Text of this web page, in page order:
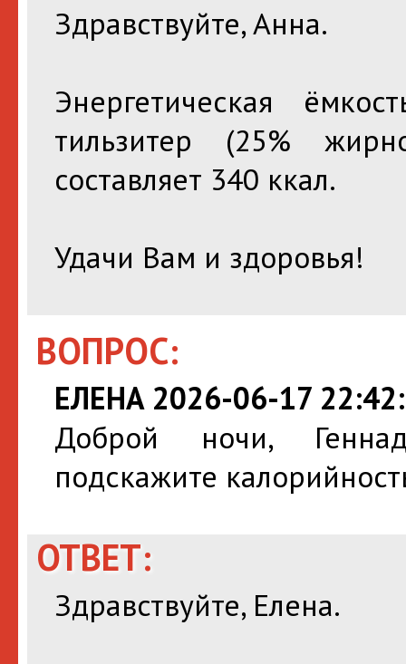
Здравствуйте, Анна.
Энергетическая
тильзитер (25%
составляет 340 ккал.
Удачи Вам и здоровья!
ВОПРОС:
ЕЛЕНА 2026-06-17
Доброй ночи,
подскажите
ОТВЕТ:
Здравствуйте, Елена.